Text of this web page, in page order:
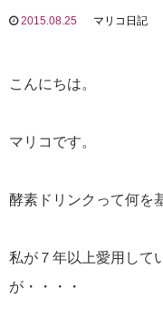
2015.08.25 マリコ日記
こんにちは。
マリコです。
酵素ドリンクって何を
私が７年以上愛用して
が・・・・